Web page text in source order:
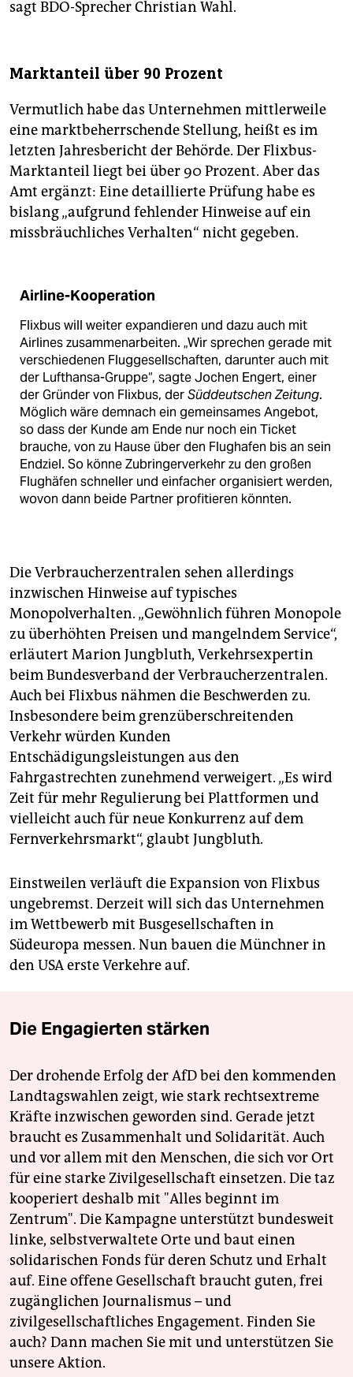
sagt BDO-Sprecher Christian Wahl.
Marktanteil über 90 Prozent
Vermutlich habe das Unternehmen mittlerweile
eine marktbeherrschende Stellung, heißt es im
letzten Jahresbericht der Behörde. Der Flixbus-
Marktanteil liegt bei über 90 Prozent. Aber das
Amt ergänzt: Eine detaillierte Prüfung habe es
bislang „aufgrund fehlender Hinweise auf ein
missbräuchliches Verhalten“ nicht gegeben.
Airline-Kooperation
Flixbus will weiter expandieren und dazu auch mit
Airlines zusammenarbeiten. „Wir sprechen gerade mit
verschiedenen Fluggesellschaften, darunter auch mit
der Lufthansa-Gruppe“, sagte Jochen Engert, einer
der Gründer von Flixbus, derSüddeutschen Zeitung.
Möglich wäre demnach ein gemeinsames Angebot,
so dass der Kunde am Ende nur noch ein Ticket
brauche, von zu Hause über den Flughafen bis an sein
Endziel. So könne Zubringerverkehr zu den großen
Flughäfen schneller und einfacher organisiert werden,
wovon dann beide Partner profitieren könnten.
Die Verbraucherzentralen sehen allerdings
inzwischen Hinweise auf typisches
Monopolverhalten. „Gewöhnlich führen Monopole
zu überhöhten Preisen und mangelndem Service“,
erläutert Marion Jungbluth, Verkehrsexpertin
beim Bundesverband der Verbraucherzentralen.
Auch bei Flixbus nähmen die Beschwerden zu.
Insbesondere beim grenzüberschreitenden
Verkehr würden Kunden
Entschädigungsleistungen aus den
Fahrgastrechten zunehmend verweigert. „Es wird
Zeit für mehr Regulierung bei Plattformen und
vielleicht auch für neue Konkurrenz auf dem
Fernverkehrsmarkt“, glaubt Jungbluth.
Einstweilen verläuft die Expansion von Flixbus
ungebremst. Derzeit will sich das Unternehmen
im Wettbewerb mit Busgesellschaften in
Südeuropa messen. Nun bauen die Münchner in
den USA erste Verkehre auf.
Die Engagierten stärken
Der drohende Erfolg der AfD bei den kommenden
Landtagswahlen zeigt, wie stark rechtsextreme
Kräfte inzwischen geworden sind. Gerade jetzt
braucht es Zusammenhalt und Solidarität. Auch
und vor allem mit den Menschen, die sich vor Ort
für eine starke Zivilgesellschaft einsetzen. Die taz
kooperiert deshalb mit "Alles beginnt im
Zentrum". Die Kampagne unterstützt bundesweit
linke, selbstverwaltete Orte und baut einen
solidarischen Fonds für deren Schutz und Erhalt
auf. Eine offene Gesellschaft braucht guten, frei
zugänglichen Journalismus – und
zivilgesellschaftliches Engagement. Finden Sie
auch? Dann machen Sie mit und unterstützen Sie
unsere Aktion.